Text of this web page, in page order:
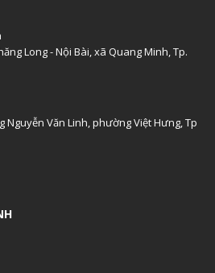
Long - Nội Bài, xã Quang Minh, Tp.
Nguyễn Văn Linh, phường Việt Hưng, Tp